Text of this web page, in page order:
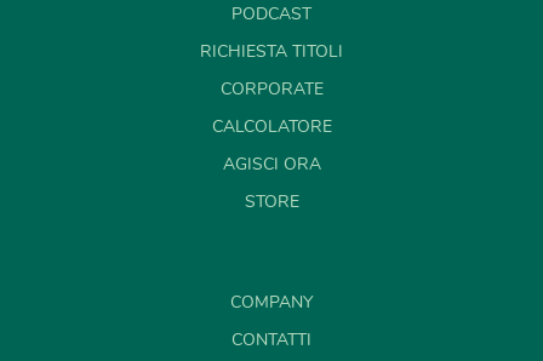
PODCAST
RICHIESTA TITOLI
CORPORATE
CALCOLATORE
AGISCI ORA
STORE
COMPANY
CONTATTI